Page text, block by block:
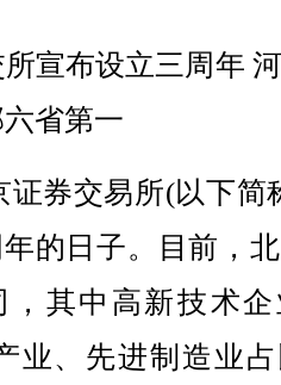
布设立三周年
省第一
券交易所(以下简
的日子。目前，
，其中高新技术
业、先进制造业